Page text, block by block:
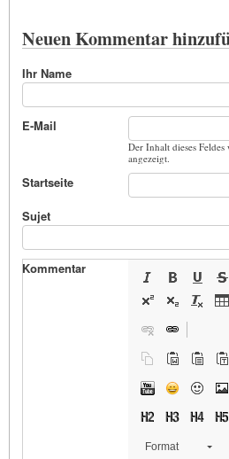
Neuen Kommentar
Ihr Name
E-Mail
Der Inhalt dieses
angezeigt.
Startseite
Sujet
Kommentar
Format